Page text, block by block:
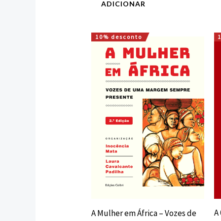
ADICIONAR
10% desconto
A Mulher em África – Vozes de
O
preço
original
era:
23,10 €.
O
preço
atual
é:
20,79 €.
A